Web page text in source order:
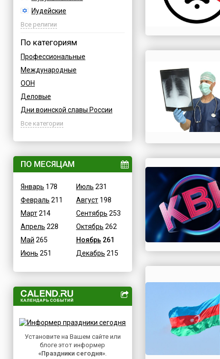
Босния
Бразилия
Великобритания
Венгрия
Вьетнам
Германия
Греция
Египет
Израиль
Индия
Иордания
Ирак
Иран
Ирландия
Исландия
Италия
Казахстан
Камерун
Канада
Иудейские
Буддийские
Все религии
По категориям
Профессиональные
Международные
ООН
Деловые
Дни воинской славы России
Армейские
Водные
Детские
В честь икон
Дни памяти святых
Конституционные
Культурные
Масс-медийные
Независимые
Природные
Медицинские
Посты
Все категории
ПО МЕСЯЦАМ
Январь 178
Февраль 211
Март214
Апрель 228
Май 265
Июнь 251
Июль 231
Август198
Сентябрь 253
Октябрь 262
Ноябрь 261
Декабрь 215
Установите на Вашем сайте или
блоге этот информер
«Праздники сегодня».